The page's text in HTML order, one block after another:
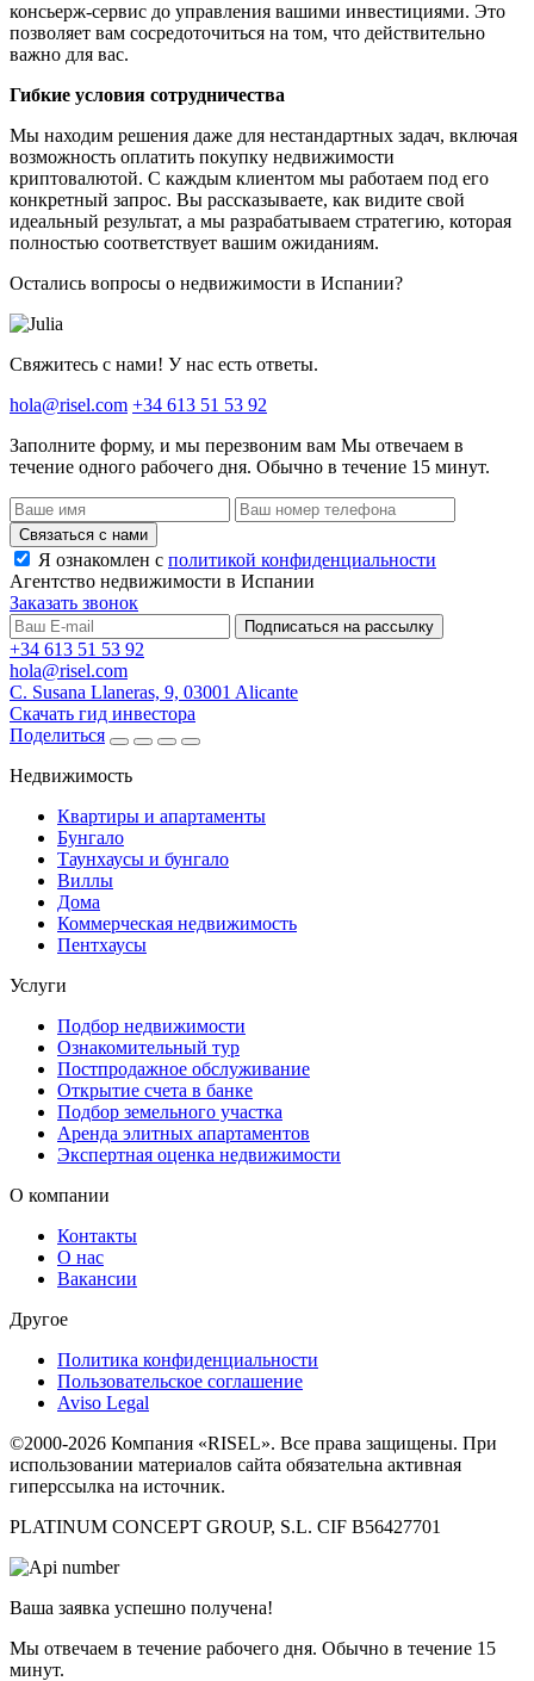
консьерж-сервис до управления вашими инвестициями. Это
позволяет вам сосредоточиться на том, что действительно
важно для вас.
Гибкие условия сотрудничества
Мы находим решения даже для нестандартных задач, включая
возможность оплатить покупку недвижимости
криптовалютой. С каждым клиентом мы работаем под его
конкретный запрос. Вы рассказываете, как видите свой
идеальный результат, а мы разрабатываем стратегию, которая
полностью соответствует вашим ожиданиям.
Остались вопросы о недвижимости в Испании?
Свяжитесь с нами! У нас есть ответы.
hola@risel.com +34 613 51 53 92
Заполните форму, и мы перезвоним вам Мы отвечаем в
течение одного рабочего дня. Обычно в течение 15 минут.
Связаться с нами
Я ознакомлен с политикой конфиденциальности
Агентство недвижимости в Испании
Заказать звонок
Подписаться на рассылку
+34 613 51 53 92
hola@risel.com
C. Susana Llaneras, 9, 03001 Alicante
Скачать гид инвестора
Поделиться
Недвижимость
Квартиры и апартаменты
Бунгало
Таунхаусы и бунгало
Виллы
Дома
Коммерческая недвижимость
Пентхаусы
Услуги
Подбор недвижимости
Ознакомительный тур
Постпродажное обслуживание
Открытие счета в банке
Подбор земельного участка
Аренда элитных апартаментов
Экспертная оценка недвижимости
О компании
Контакты
О нас
Вакансии
Другое
Политика конфиденциальности
Пользовательское соглашение
Aviso Legal
©2000-2026 Компания «RISEL». Все права защищены. При
использовании материалов сайта обязательна активная
гиперссылка на источник.
PLATINUM CONCEPT GROUP, S.L. CIF B56427701
Ваша заявка успешно получена!
Мы отвечаем в течение рабочего дня. Обычно в течение 15
минут.